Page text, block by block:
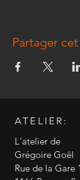
Partager
ATELIER:
L'atelier de
Grégoire Goël
Rue de la Gare